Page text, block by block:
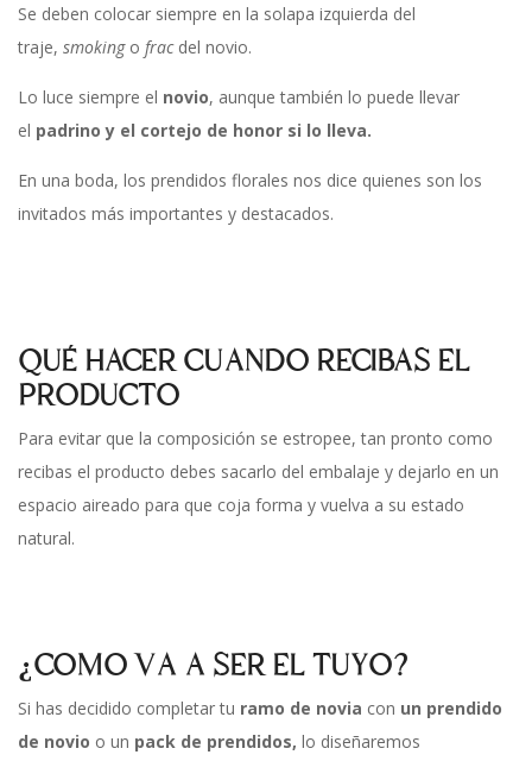
Se deben colocar siempre en la solapa izquierda del
traje, smoking o fracdel novio.
Lo luce siempre el novio, aunque también lo puede llevar
el padrino y el cortejo de honor si lo lleva.
En una boda, los prendidos florales nos dice quienes son los
invitados más importantes y destacados.
QUÉ HACER CUANDO RECIBAS EL
PRODUCTO
Para evitar que la composición se estropee, tan pronto como
recibas el producto debes sacarlo del embalaje y dejarlo en un
espacio aireado para que coja forma y vuelva a su estado
natural.
¿COMO VA A SER EL TUYO?
Si has decidido completar tu ramo de novia con un prendido
de novio o un pack de prendidos, lo diseñaremos